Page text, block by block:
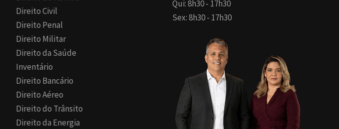
Direito Civil
Direito Penal
Direito Militar
Direito da Saúde
Inventário
Direito Bancário
Direito Aéreo
Direito do Trânsito
Direito da Energia
Qui: 8h30 - 17h30
Sex: 8h30 - 17h30